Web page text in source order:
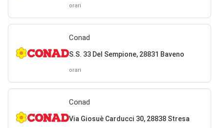
orari
Conad
S.S. 33 Del Sempione, 28831 Baveno
orari
Conad
Via Giosuè Carducci 30, 28838 Stresa